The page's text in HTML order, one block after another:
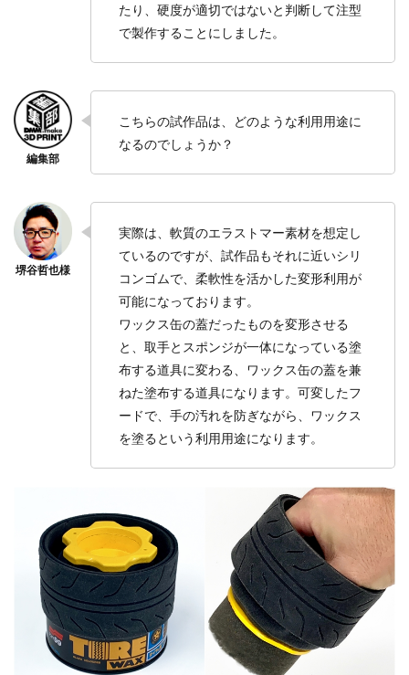
たり、硬度が適切ではないと判断して注型
で製作することにしました。
こちらの試作品は、どのような利用用途に
なるのでしょうか？
実際は、軟質のエラストマー素材を想定し
ているのですが、試作品もそれに近いシリ
コンゴムで、柔軟性を活かした変形利用が
可能になっております。
ワックス缶の蓋だったものを変形させる
と、取手とスポンジが一体になっている塗
布する道具に変わる、ワックス缶の蓋を兼
ねた塗布する道具になります。可変したフ
ードで、手の汚れを防ぎながら、ワックス
を塗るという利用用途になります。